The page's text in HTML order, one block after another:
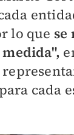
lo que se
cada